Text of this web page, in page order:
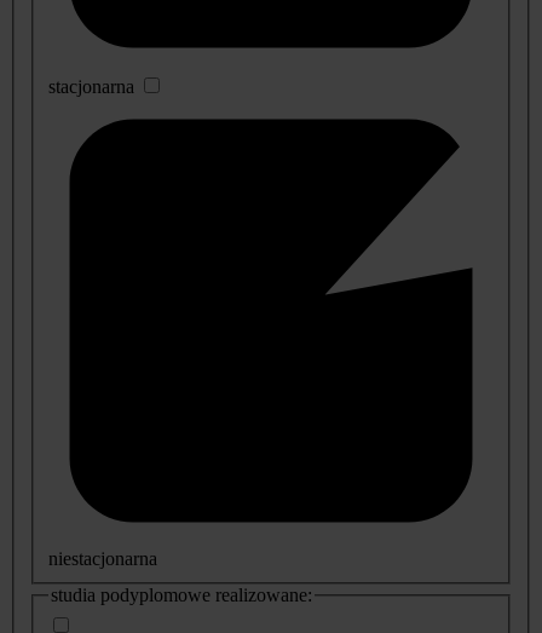
stacjonarna
niestacjonarna
studia podyplomowe realizowane: